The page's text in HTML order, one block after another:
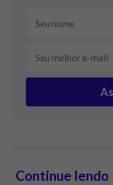
Continue lendo